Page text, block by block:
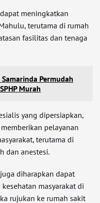
meningkatkan
terutama di rumah
fasilitas dan tenaga
Permudah
Murah
yang dipersiapkan,
pelayanan
terutama di
dan anestesi.
diharapkan dapat
masyarakat di
rujukan ke rumah sakit